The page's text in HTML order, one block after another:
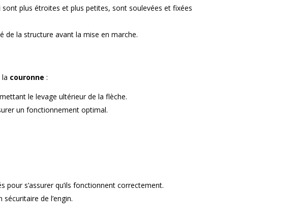
plus étroites et plus petites, sont soulevées et fixées
de la structure avant la mise en marche.
couronne :
le levage ultérieur de la flèche.
un fonctionnement optimal.
s’assurer qu’ils fonctionnent correctement.
de l’engin.